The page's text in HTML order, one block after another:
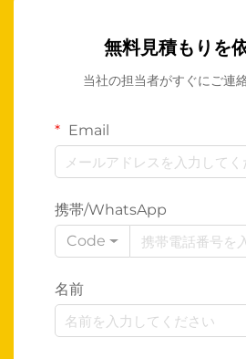
無料見積もりを
当社の担当者がすぐにご連
Email
携帯/WhatsApp
Code
名前